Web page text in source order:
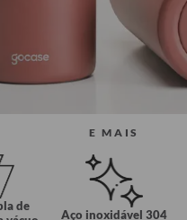
E MAIS
de
Aço inoxidável 304